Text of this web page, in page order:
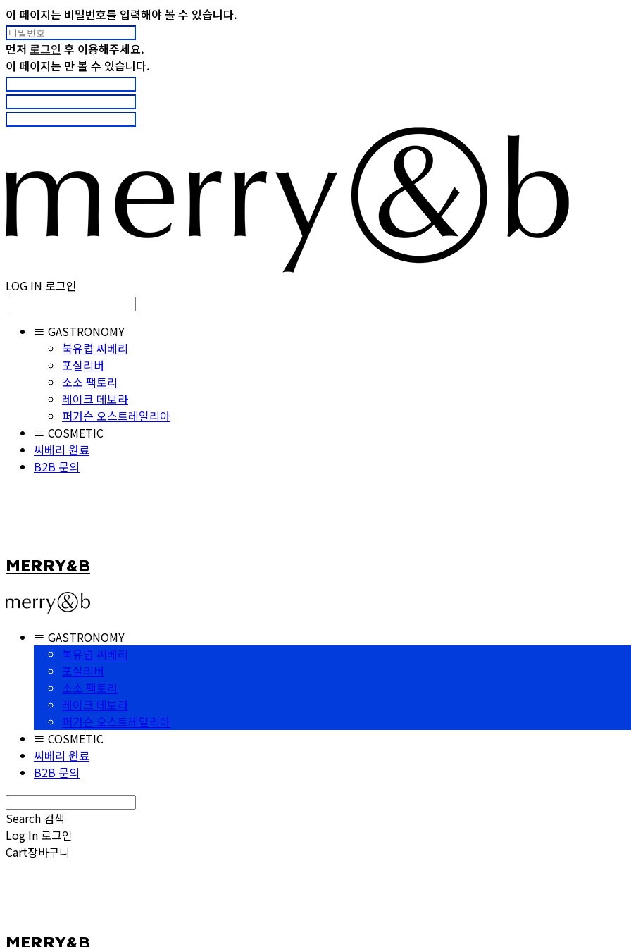
이 페이지는 비밀번호를 입력해야 볼 수 있습니다.
먼저 로그인 후 이용해주세요.
이 페이지는 만 볼 수 있습니다.
LOG IN 로그인
≡ GASTRONOMY
북유럽 씨베리
포실리버
소소 팩토리
레이크 데보라
퍼거슨 오스트레일리아
≡ COSMETIC
씨베리 원료
B2B 문의
MERRY&B
≡ GASTRONOMY
북유럽 씨베리
포실리버
소소 팩토리
레이크 데보라
퍼거슨 오스트레일리아
≡ COSMETIC
씨베리 원료
B2B 문의
Search 검색
Log In 로그인
Cart장바구니
MERRY&B